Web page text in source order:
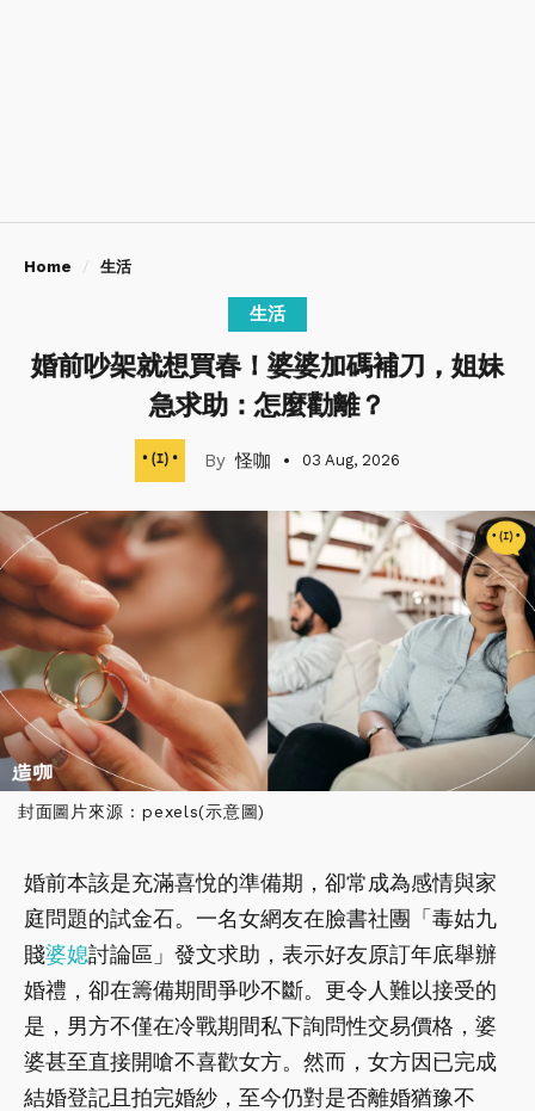
Home 生活
生活
婚前吵架就想買春！婆婆加碼補刀，姐妹
急求助：怎麼勸離？
怪咖 03 Aug, 2026
封面圖片來源 : pexels(示意圖)
婚前本該是充滿喜悅的準備期，卻常成為感情與家
庭問題的試金石。一名女網友在臉書社團「毒姑九
賤婆媳討論區」發文求助，表示好友原訂年底舉辦
婚禮，卻在籌備期間爭吵不斷。更令人難以接受的
是，男方不僅在冷戰期間私下詢問性交易價格，婆
婆甚至直接開嗆不喜歡女方。然而，女方因已完成
結婚登記且拍完婚紗，至今仍對是否離婚猶豫不